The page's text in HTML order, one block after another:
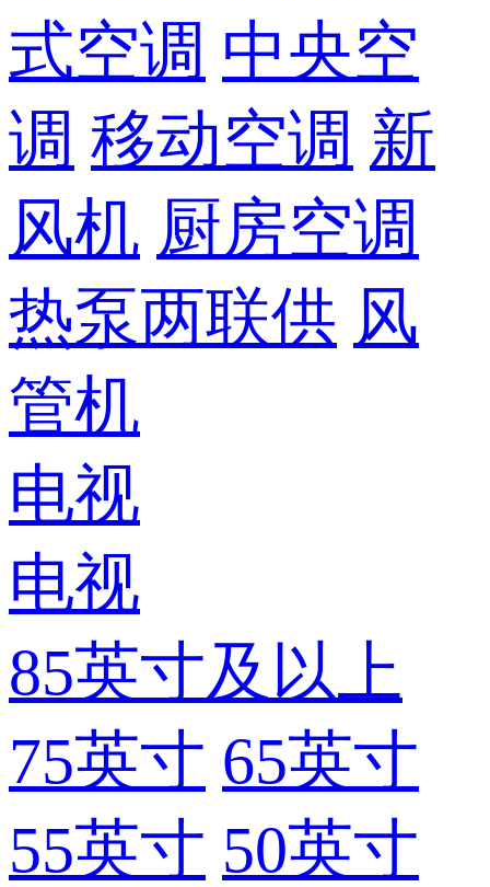
式空调 中央空
调 移动空调 新
风机 厨房空调
热泵两联供 风
管机
电视
电视
85英寸及以上
75英寸 65英寸
55英寸 50英寸